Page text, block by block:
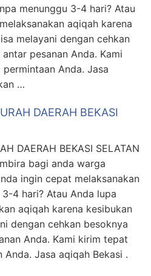
menunggu 3-4 hari? Atau
aqiqah karena
melayani dengan cehkan
pesanan Anda. Kami
Anda. Jasa
…
DAERAH BEKASI
DAERAH BEKASI SELATAN
bagi anda warga
ingin cepat melaksanakan
4 hari? Atau Anda lupa
aqiqah karena kesibukan
dengan cehkan besoknya
Anda. Kami kirim tepat
Jasa aqiqah Bekasi .